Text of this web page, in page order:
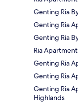
Genting Ria
Genting Ria
Genting Ria
Ria
Genting Ria
Genting Ria
Genting Ria
Highlands